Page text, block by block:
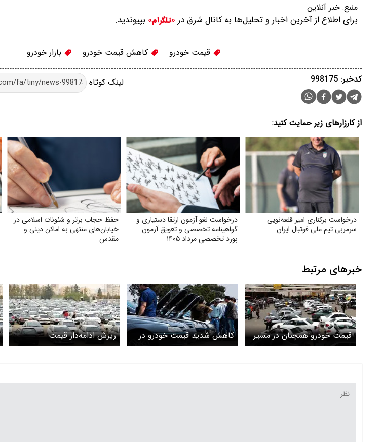
منبع: خبر آنلاین
برای اطلاع از آخرین اخبار و تحلیل‌ها به کانال شرق در «تلگرام» بپیوندید.
قیمت خودرو کاهش قیمت خودرو بازار خودرو
لینک کوتاه کدخبر: 998175
از کارزارهای زیر حمایت کنید:
درخواست برکناری امیر قلعه‌نویی
سرمربی تیم ملی فوتبال ایران
درخواست لغو آزمون ارتقا دستیاری و
گواهینامه تخصصی و تعویق آزمون
بورد تخصصی مرداد ۱۴۰۵
حفظ حجاب برتر و شئونات اسلامی در
خیابان‌های منتهی به اماکن دینی و
مقدس
خبرهای مرتبط
قیمت خودرو همچنان در مسیر
کاهش + جدول
کاهش شدید قیمت خودرو در
بازار + جدول
ریزش ادامه‌دار قیمت
خودروهای داخلی در بازار /